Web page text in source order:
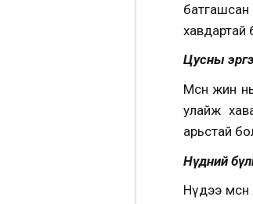
хавдартай
Цусны
Мөсөн жин
улайж
арьстай
Нүдний
Нүдээ